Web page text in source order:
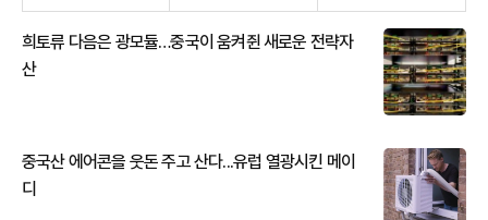
희토류 다음은 광모듈…중국이 움켜쥔 새로운 전략자
산
중국산 에어콘을 웃돈 주고 산다...유럽 열광시킨 메이
디